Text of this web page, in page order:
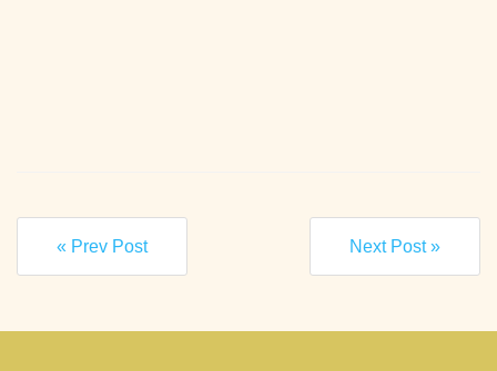
« Prev Post Next Post »